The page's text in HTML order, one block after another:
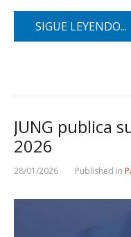
SIGUE LEYENDO...
JUNG publica
2026
28/01/2026 Published in